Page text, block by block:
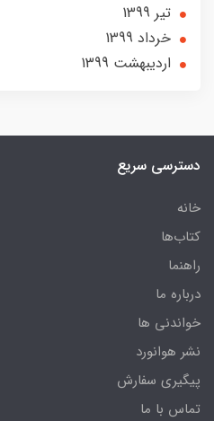
تير 1399
خرداد 1399
ارديبهشت 1399
دسترسی سریع
خانه
کتاب‌ها
راهنما
درباره ما
خواندنی ها
نشر هوانورد
پیگیری سفارش
تماس با ما